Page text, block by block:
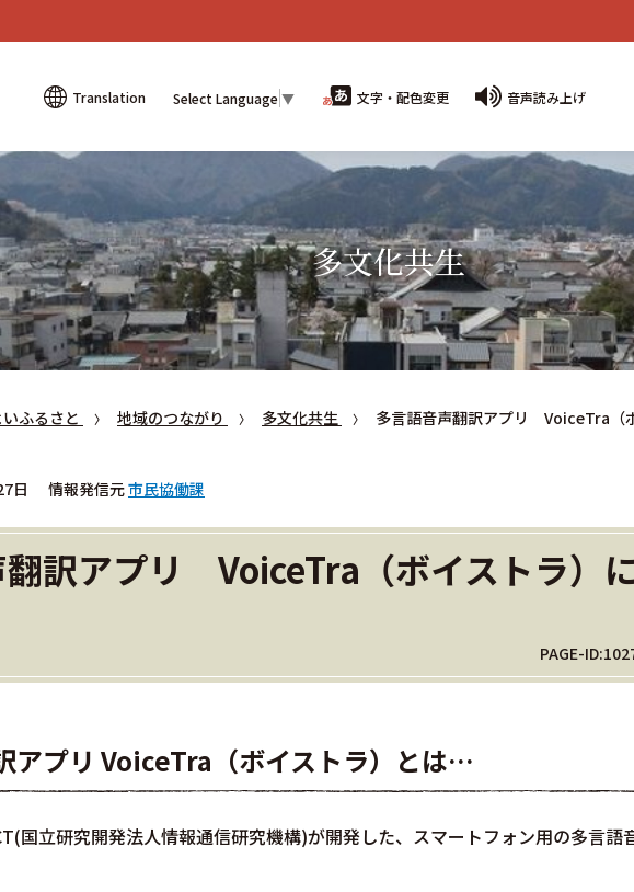
Translation Select Language▼ 文字・配色変更 音声読み上げ
多文化共生
ふるさと 地域のつながり 多文化共生 多言語音声翻訳アプリ VoiceTra（
日 情報発信元市民協働課
翻訳アプリ VoiceTra（ボイストラ）
PAGE-
アプリ VoiceTra（ボイストラ）とは…
国立研究開発法人情報通信研究機構)が開発した、スマートフォン用の多言語